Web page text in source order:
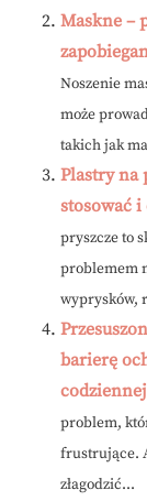
Maskne –
Noszenie
może
takich jak
Plastry na
stosować
pryszcze to
problemem
wyprysków,
barierę
problem,
frustrujące.
złagodzić...